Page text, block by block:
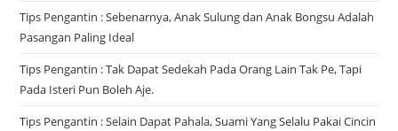
Tips Pengantin : Sebenarnya, Anak Sulung dan Anak Bongsu Adalah
Pasangan Paling Ideal
Tips Pengantin : Tak Dapat Sedekah Pada Orang Lain Tak Pe, Tapi
Pada Isteri Pun Boleh Aje.
Tips Pengantin : Selain Dapat Pahala, Suami Yang Selalu Pakai Cincin